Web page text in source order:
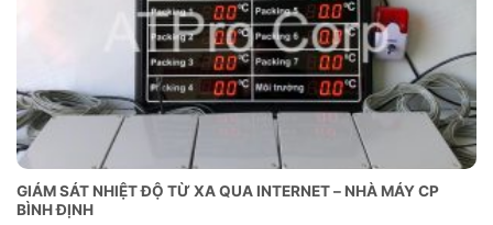
GIÁM SÁT NHIỆT ĐỘ TỪ XA QUA INTERNET – NHÀ MÁY CP
BÌNH ĐỊNH